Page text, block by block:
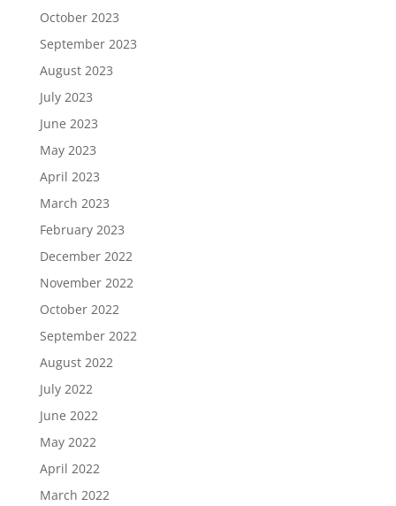
October 2023
September 2023
August 2023
July 2023
June 2023
May 2023
April 2023
March 2023
February 2023
December 2022
November 2022
October 2022
September 2022
August 2022
July 2022
June 2022
May 2022
April 2022
March 2022